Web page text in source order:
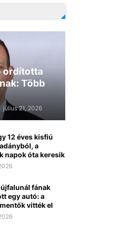
ordította
Több
július 21, 2026
12 éves kisfiú
a
napok óta keresik
fának
egy autó: a
vitték el